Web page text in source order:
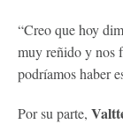
“Creo que hoy
muy reñido y nos
podríamos haber
Por su parte,